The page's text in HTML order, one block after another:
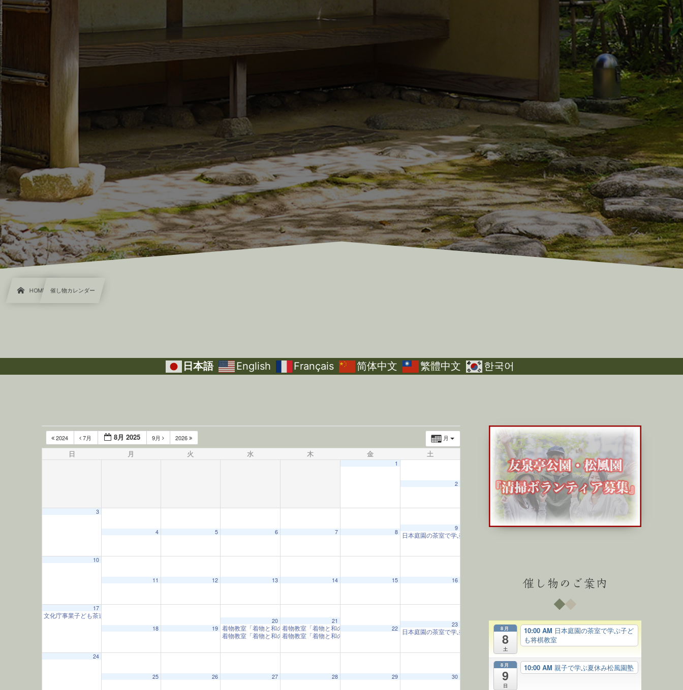
HOME 催し物カレンダー
日本語 English Français 简体中文 繁體中文 한국어
月
2024 7月 8月 2025 9月 2026
日 月 火 水 木 金 土
1
2
3
4 5 6 7 8
9
日本庭園の茶室で学ぶ子ども将棋教室
10
11 12 13 14 15 16
17
文化庁事業子ども茶道教室
18
19
20
着物教室「着物と和の心」10:00 AM
着物教室「着物と和の心」1:00 PM
21
着物教室「着物と和の心」
着物教室「着物と和の心」
22
23
日本庭園の茶室で学ぶ子ども将棋教室10:00 AM
24
25 26 27 28 29 30
催し物のご案内
8月
8
土
10:00 AM 日本庭園の茶室で学ぶ子ど
も将棋教室
8月
9
日
10:00 AM 親子で学ぶ夏休み松風園塾